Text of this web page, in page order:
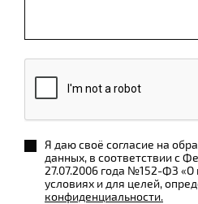
Я даю своё согласие на
данных, в соответствии с
27.07.2006 года №152-ФЗ «О
условиях и для целей,
конфиденциальности.